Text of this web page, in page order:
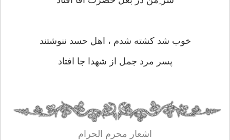
خوب شد کشته شدم ، اهل حسد ننوشتند
پسر مرد جمل از شهدا جا افتاد
اشعار محرم الحرام